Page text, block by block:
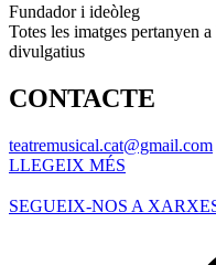
Fundador i ideòleg
Totes les imatges pertanyen
divulgatius
CONTACTE
teatremusical.cat@gmail.com
LLEGEIX MÉS
SEGUEIX-NOS A